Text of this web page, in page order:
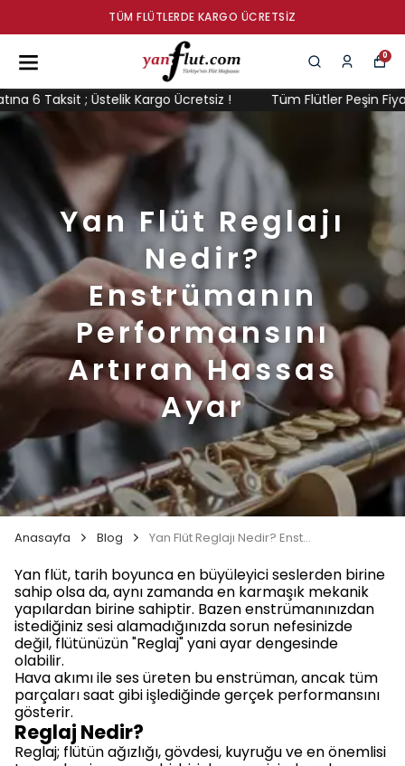
TÜM FLÜTLERDE KARGO ÜCRETSIZ
0
Taksit ; Üstelik Kargo Ücretsiz ! Tüm Flütler Peşin
Yan Flüt Reglajı
Nedir?
Enstrümanın
Performansını
Artıran Hassas
Ayar
Anasayfa Blog Yan Flüt Reglajı Nedir? Enstrümanın Performansını Artıran Hassas Ayar
Yan flüt, tarih boyunca en büyüleyici seslerden birine
sahip olsa da, aynı zamanda en karmaşık mekanik
yapılardan birine sahiptir. Bazen enstrümanınızdan
istediğiniz sesi alamadığınızda sorun nefesinizde
değil, flütünüzün "Reglaj" yani ayar dengesinde
olabilir.
Hava akımı ile ses üreten bu enstrüman, ancak tüm
parçaları saat gibi işlediğinde gerçek performansını
gösterir.
Reglaj Nedir?
Reglaj; flütün ağızlığı, gövdesi, kuyruğu ve en önemlisi